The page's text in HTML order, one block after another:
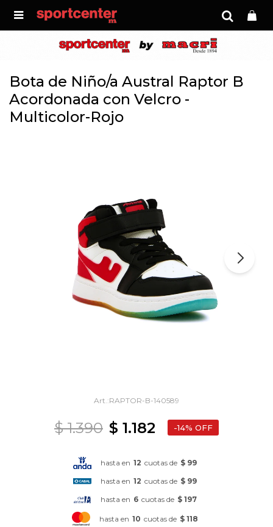

Bota de Niño/a Austral Raptor B
Acordonada con Velcro -
Multicolor-Rojo
RAPTOR-B-140589
$ 1.182
$ 1.390 14
hasta en 12 cuotas de $ 99
hasta en 12 cuotas de $ 99
hasta en 6 cuotas de $ 197
hasta en 10 cuotas de $ 118